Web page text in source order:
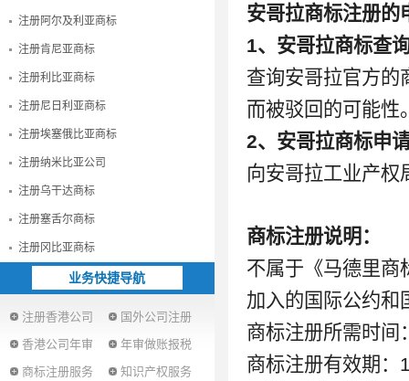
注册阿尔及利亚商标
注册肯尼亚商标
注册利比亚商标
注册尼日利亚商标
注册埃塞俄比亚商标
注册纳米比亚公司
注册乌干达商标
注册塞舌尔商标
注册冈比亚商标
业务快捷导航
注册香港公司
国外公司注册
香港公司年审
年审做账报税
商标注册服务
知识产权服务
安哥拉商标注册的
1、安哥拉商标查
查询安哥拉官方的
而被驳回的可能性
2、安哥拉商标申
向安哥拉工业产权
商标注册说明：
不属于《马德里商
加入的国际公约和
商标注册所需时间
商标注册有效期：